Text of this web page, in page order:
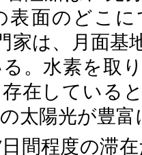
表面のどこ
家は、月面基
。水素を取
在している
太陽光が豊
間程度の滞